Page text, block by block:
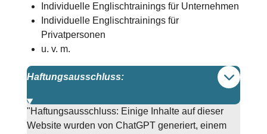
Individuelle Englischtrainings für Unternehmen
Individuelle Englischtrainings für
Privatpersonen
u. v. m.
Haftungsausschluss:
"Haftungsausschluss: Einige Inhalte auf dieser
Website wurden von ChatGPT generiert, einem